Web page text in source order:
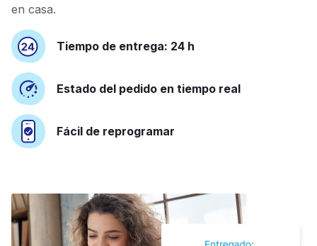
en casa.
Tiempo de entrega: 24 h
Estado del pedido en tiempo real
Fácil de reprogramar